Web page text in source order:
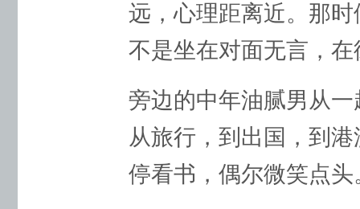
远，心理距离近。那
不是坐在对面无言，
旁边的中年油腻男从
从旅行，到出国，到
停看书，偶尔微笑点头